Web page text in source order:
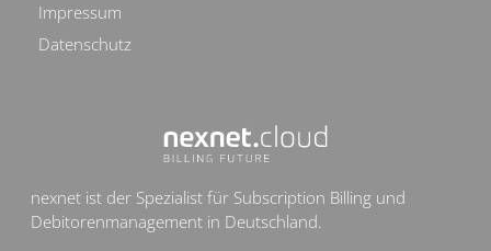
Impressum
Datenschutz
nexnet ist der Spezialist für Subscription Billing und
Debitorenmanagement in Deutschland.